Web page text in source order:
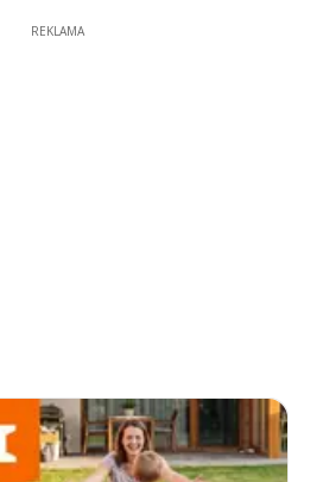
REKLAMA